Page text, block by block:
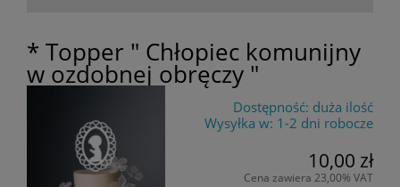
* Topper " Chłopiec komunijny
w ozdobnej obręczy "
Dostępność: duża ilość
Wysyłka w: 1-2 dni robocze
10,00 zł
Cena zawiera 23,00% VAT